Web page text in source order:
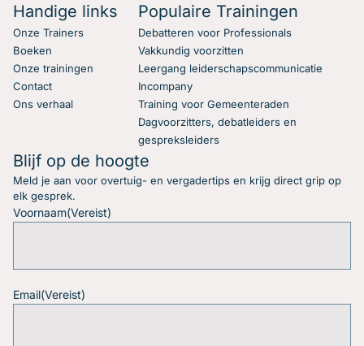
Handige links
Onze Trainers
Boeken
Onze trainingen
Contact
Ons verhaal
Populaire Trainingen
Debatteren voor Professionals
Vakkundig voorzitten
Leergang leiderschapscommunicatie
Incompany
Training voor Gemeenteraden
Dagvoorzitters, debatleiders en
gespreksleiders
Blijf op de hoogte
Meld je aan voor overtuig- en vergadertips en krijg direct grip op
elk gesprek.
Voornaam(Vereist)
Email(Vereist)